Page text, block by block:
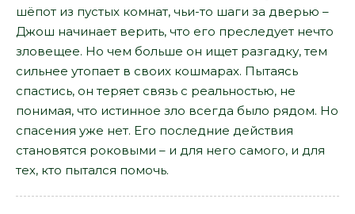
шёпот из пустых комнат, чьи-то шаги за дверью –
Джош начинает верить, что его преследует нечто
зловещее. Но чем больше он ищет разгадку, тем
сильнее утопает в своих кошмарах. Пытаясь
спастись, он теряет связь с реальностью, не
понимая, что истинное зло всегда было рядом. Но
спасения уже нет. Его последние действия
становятся роковыми – и для него самого, и для
тех, кто пытался помочь.